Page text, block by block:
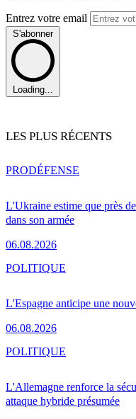
Entrez votre email
S'abonner
Loading...
LES PLUS RÉCENTS
L'Ukraine estime que près
dans son armée
06.08.2026
PRODÉFENSE
L'Espagne anticipe une
06.08.2026
POLITIQUE
L'Allemagne renforce la
attaque hybride présumée
POLITIQUE